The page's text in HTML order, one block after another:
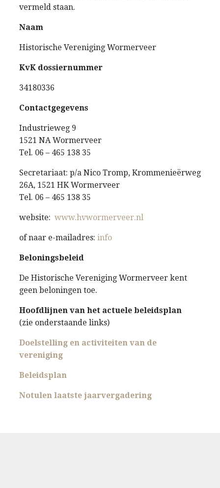
vermeld staan.
Naam
Historische Vereniging Wormerveer
KvK dossiernummer
34180336
Contactgegevens
Industrieweg 9
1521 NA Wormerveer
Tel. 06 – 465 138 35
Secretariaat: p/a Nico Tromp, Krommenieërweg
26A, 1521 HK Wormerveer
Tel. 06 – 465 138 35
website: www.hvwormerveer.nl
of naar e-mailadres: info
Beloningsbeleid
De Historische Vereniging Wormerveer kent
geen beloningen toe.
Hoofdlijnen van het actuele beleidsplan
(zie onderstaande links)
Doelstelling en activiteiten van de
vereniging
Beleidsplan
Notulen laatste jaarvergadering